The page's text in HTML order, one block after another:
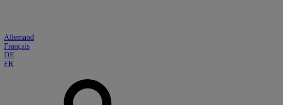
Allemand
Français
DE
FR